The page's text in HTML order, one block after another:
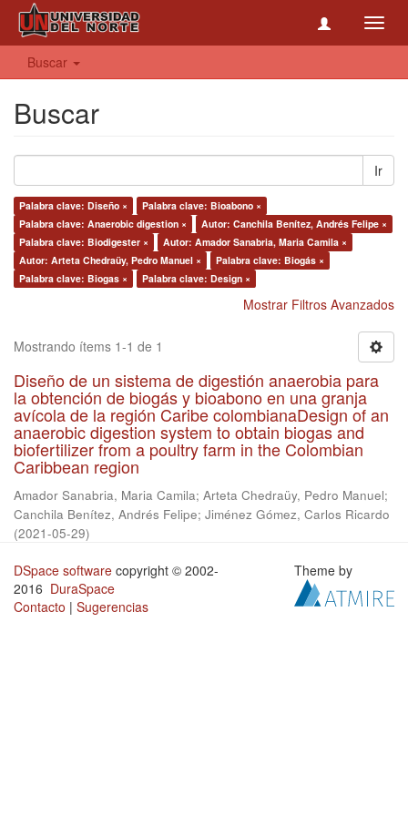
Buscar
Buscar
Ir
Palabra clave: Diseño ×
Palabra clave: Bioabono ×
Palabra clave: Anaerobic digestion ×
Autor: Canchila Benítez, Andrés Felipe ×
Palabra clave: Biodigester ×
Autor: Amador Sanabria, Maria Camila ×
Autor: Arteta Chedraüy, Pedro Manuel ×
Palabra clave: Biogás ×
Palabra clave: Biogas ×
Palabra clave: Design ×
Mostrar Filtros Avanzados
Mostrando ítems 1-1 de 1
Diseño de un sistema de digestión anaerobia para
la obtención de biogás y bioabono en una granja
avícola de la región Caribe colombianaDesign of an
anaerobic digestion system to obtain biogas and
biofertilizer from a poultry farm in the Colombian
Caribbean region
Amador Sanabria, Maria Camila; Arteta Chedraüy, Pedro Manuel;
Canchila Benítez, Andrés Felipe; Jiménez Gómez, Carlos Ricardo
(2021-05-29)
DSpace software copyright © 2002-
2016 DuraSpace
Contacto | Sugerencias
Theme by